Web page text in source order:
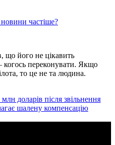
частіше?
що його не цікавить
переконувати. Якщо
то це не та людина.
доларів після звільнення
шалену компенсацію